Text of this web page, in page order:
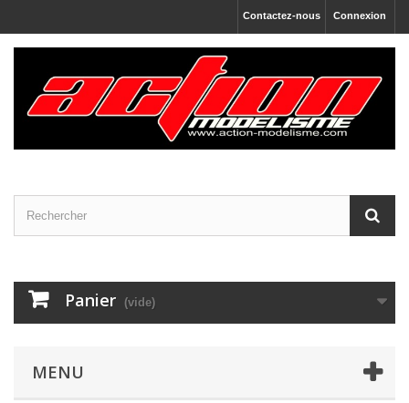
Connexion
Contactez-nous
Panier (vide)
MENU